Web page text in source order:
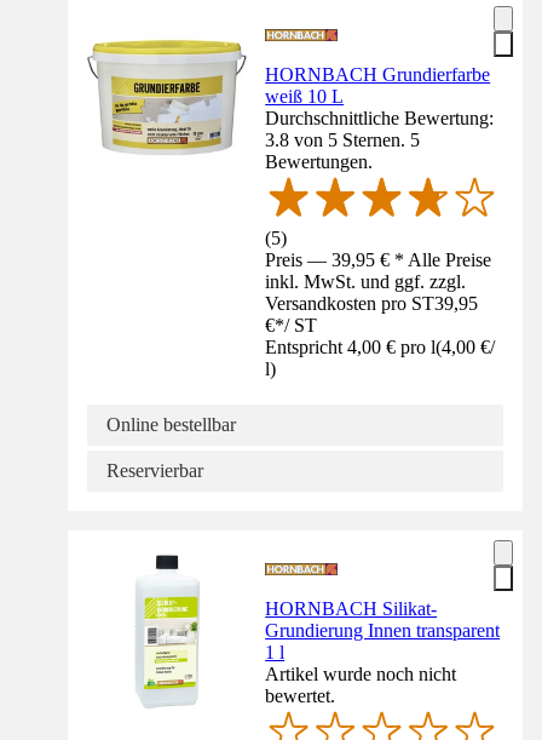
HORNBACH Grundierfarbe
weiß 10 L
Durchschnittliche Bewertung:
3.8 von 5 Sternen. 5
Bewertungen.
(5)
Preis — 39,95 € * Alle Preise
inkl. MwSt. und ggf. zzgl.
Versandkosten pro ST39,95
€*/ ST
Entspricht 4,00 € pro l(4,00 €/
l)
Online bestellbar
Reservierbar
HORNBACH Silikat-
Grundierung Innen transparent
1 l
Artikel wurde noch nicht
bewertet.